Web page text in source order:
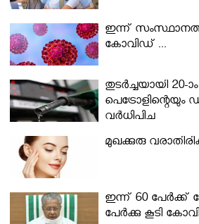
ഇന്ന്
കോവിഡ് ...
തുടർച്ചയായി 20-
പെട്രോളിന്റെയും
വര്‍ധിപ്പിച്ചു
മുഖക്കുരു
ഇന്ന് 60 പേർക്ക്
പേര്‍ക്കു കൂടി